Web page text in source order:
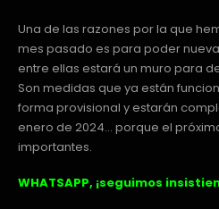
Una de las razones por la que
mes pasado es para poder
entre ellas estará un muro para
Son medidas que ya están
forma provisional y estarán
enero de 2024… porque el
importantes.
WHATSAPP, ¡seguimos